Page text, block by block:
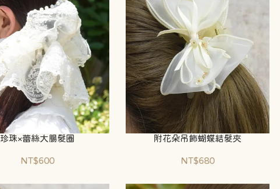
珍珠×蕾絲大腸髮圈
NT$600
附花朵吊飾蝴蝶結髮夾
NT$680